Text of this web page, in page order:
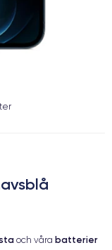
och våra batterier